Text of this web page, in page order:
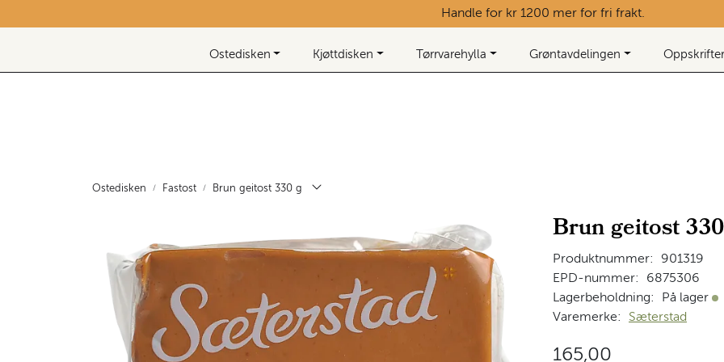
Handle for kr 1200 mer for fri frakt.
Ostedisken Kjøttdisken Tørrvarehylla Grøntavdelingen Oppskrifter
Ostedisken Fastost Brun geitost 330 g
Brun geitost
Produktnummer:
901319
EPD-nummer:
6875306
Lagerbeholdning:
På lager
Varemerke: Sæterstad
165,00